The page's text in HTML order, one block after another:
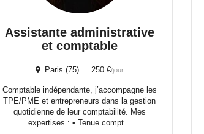
Assistante administrative
et comptable
Paris (75) 250 €/jour
Comptable indépendante, j’accompagne les
TPE/PME et entrepreneurs dans la gestion
quotidienne de leur comptabilité. Mes
expertises : • Tenue compt...